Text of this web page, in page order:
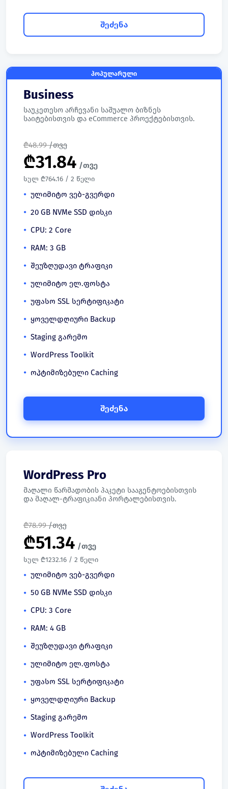
შეძენა
პოპულარული
Business
საუკეთესო არჩევანი საშუალო ბიზნეს
საიტებისთვის და eCommerce პროექტებისთვის.
₾48.99/თვე
₾31.84 /თვე
სულ ₾764.16 / 2 წელი
ულიმიტო ვებ-გვერდი
20 GB NVMe SSD დისკი
CPU: 2 Core
RAM: 3 GB
შეუზღუდავი ტრაფიკი
ულიმიტო ელ.ფოსტა
უფასო SSL სერტიფიკატი
ყოველდღიური Backup
Staging გარემო
WordPress Toolkit
ოპტიმიზებული Caching
შეძენა
WordPress Pro
მაღალი წარმადობის პაკეტი სააგენტოებისთვის
და მაღალ-ტრაფიკიანი პორტალებისთვის.
₾78.99/თვე
₾51.34 /თვე
სულ ₾1232.16 / 2 წელი
ულიმიტო ვებ-გვერდი
50 GB NVMe SSD დისკი
CPU: 3 Core
RAM: 4 GB
შეუზღუდავი ტრაფიკი
ულიმიტო ელ.ფოსტა
უფასო SSL სერტიფიკატი
ყოველდღიური Backup
Staging გარემო
WordPress Toolkit
ოპტიმიზებული Caching